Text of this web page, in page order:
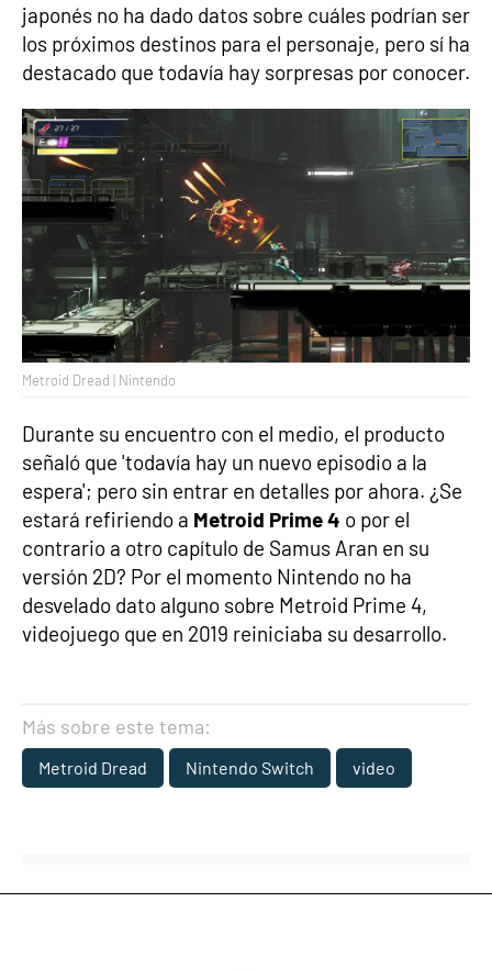
japonés no ha dado datos sobre cuáles podrían ser
los próximos destinos para el personaje, pero sí ha
destacado que todavía hay sorpresas por conocer.
Metroid Dread | Nintendo
Durante su encuentro con el medio, el producto
señaló que 'todavía hay un nuevo episodio a la
espera'; pero sin entrar en detalles por ahora. ¿Se
estará refiriendo a Metroid Prime 4 o por el
contrario a otro capítulo de Samus Aran en su
versión 2D? Por el momento Nintendo no ha
desvelado dato alguno sobre Metroid Prime 4,
videojuego que en 2019 reiniciaba su desarrollo.
Más sobre este tema:
Metroid Dread Nintendo Switch video